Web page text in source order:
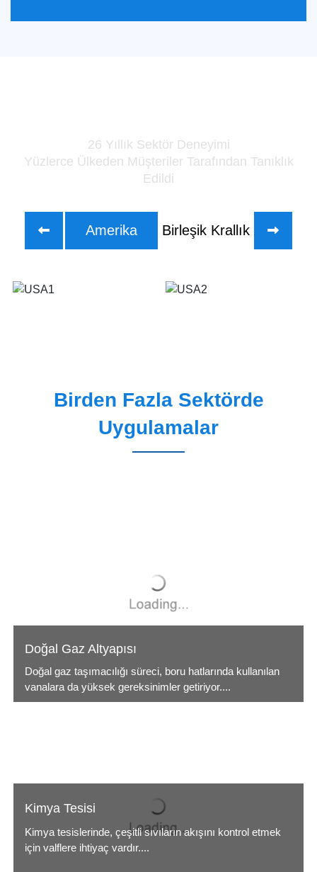
26 Yıllık Sektör Deneyimi
Yüzlerce Ülkeden Müşteriler Tarafından Tanıklık
Edildi
Amerika Birleşik Krallık
Birden Fazla Sektörde
Uygulamalar
Doğal Gaz Altyapısı
Doğal gaz taşımacılığı süreci, boru hatlarında kullanılan
vanalara da yüksek gereksinimler getiriyor....
Kimya Tesisi
Kimya tesislerinde, çeşitli sıvıların akışını kontrol etmek
için valflere ihtiyaç vardır....